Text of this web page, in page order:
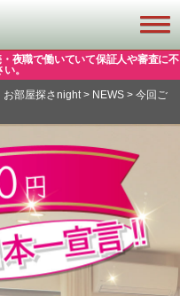
夜職で働いていて保証人や審査に不
。
お部屋探さnight> NEWS> 今回ご